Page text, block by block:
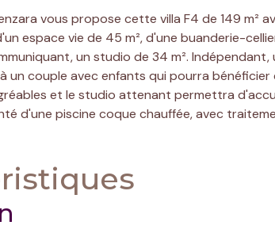
vous propose cette villa F4 de 149 m²
espace vie de 45 m², d'une buanderie-
un studio de 34 m². Indépendant,
un couple avec enfants qui pourra
et le studio attenant permettra
d'une piscine coque chauffée, avec